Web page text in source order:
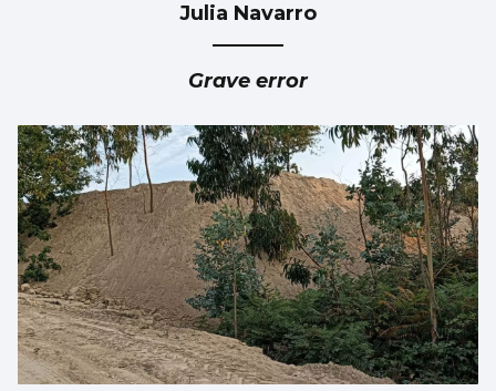
Julia Navarro
Grave error